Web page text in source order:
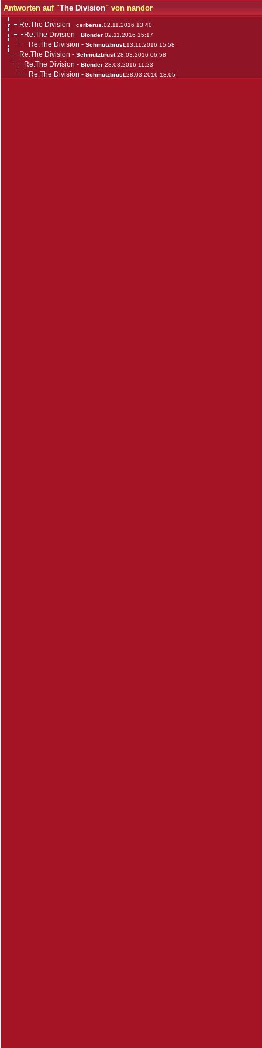
Antworten auf "The Division" von nandor
Re:The Division - cerberus ,02.11.2016 13:40
Re:The Division - Blonder ,02.11.2016 15:17
Re:The Division - Schmutzbrust,13.11.2016 15:58
Re:The Division - Schmutzbrust,28.03.2016 06:58
Re:The Division - Blonder ,28.03.2016 11:23
Re:The Division - Schmutzbrust,28.03.2016 13:05